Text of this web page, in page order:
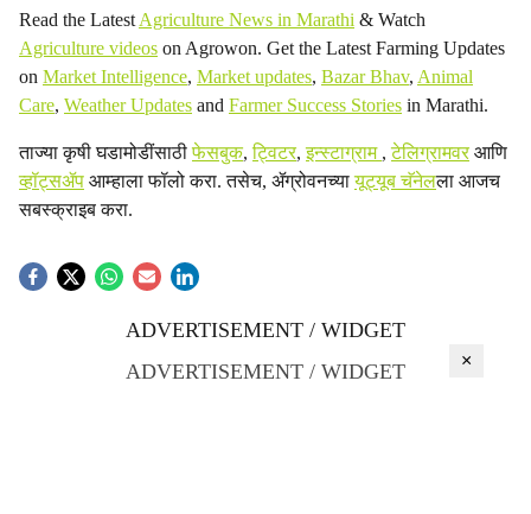
Read the Latest Agriculture News in Marathi & Watch
Agriculture videos on Agrowon. Get the Latest Farming Updates
on Market Intelligence, Market updates, Bazar Bhav, Animal
Care, Weather Updates and Farmer Success Stories in Marathi.
ताज्या कृषी घडामोडींसाठीफेसबुक,ट्विटर,इन्स्टाग्राम ,टेलिग्रामवरआणि
व्हॉट्सॲप आम्हाला फॉलो करा. तसेच, ॲग्रोवनच्यायूट्यूब चॅनेलला आजच
सबस्क्राइब करा.
ADVERTISEMENT / WIDGET
ADVERTISEMENT / WIDGET
×